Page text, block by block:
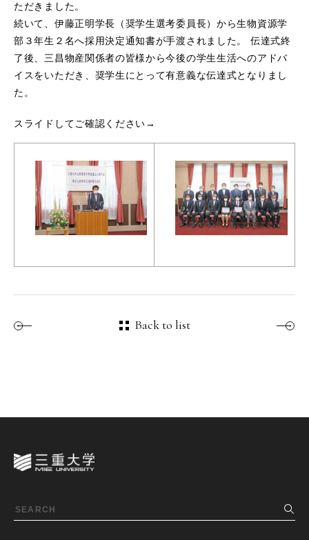
ただきました。
続いて、伊藤正明学長（奨学生選考委員長）から生物資源学
部３年生２名へ採用決定通知書が手渡されました。 伝達式終
了後、三昌物産関係者の皆様から今後の学生生活へのアドバ
イスをいただき、奨学生にとって有意義な伝達式となりまし
た。
スライドしてご確認ください→
Back to list